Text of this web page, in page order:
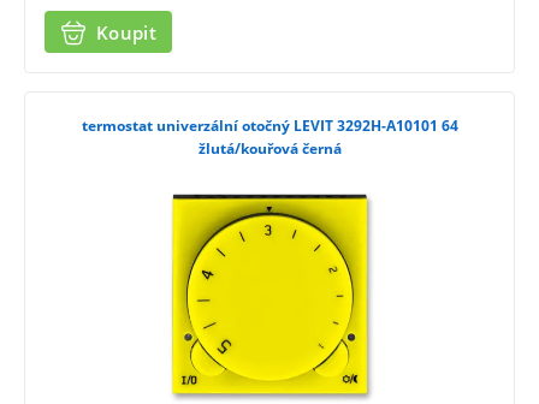
Koupit
termostat univerzální otočný LEVIT 3292H-A10101 64
žlutá/kouřová černá